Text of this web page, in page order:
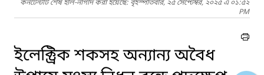
কনটেন্টটি শেষ হাল-নাগাদ করা হয়েছে: বৃহস্পতিবার, ২৫ সেপ্টেম্বর, ২০২৫ এ ০১:৫২
PM
ইলেক্ট্রিক শকসহ অন্যান্য অবৈধ